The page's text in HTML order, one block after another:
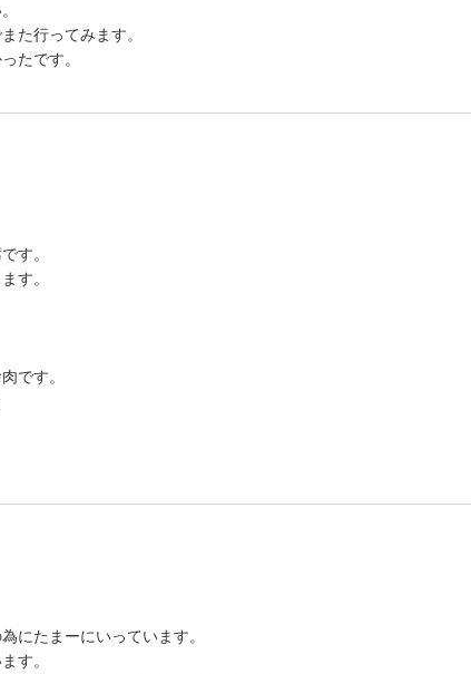
た行ってみます。
たです。
す。
す。
です。
にたまーにいっています。
す。